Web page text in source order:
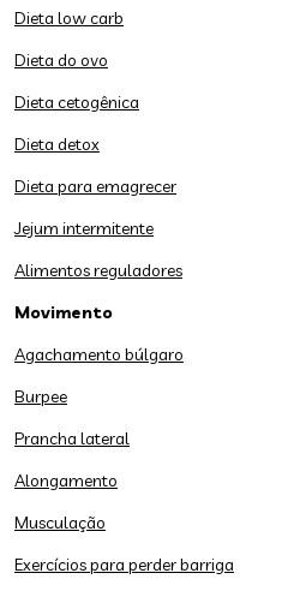
Dieta low carb
Dieta do ovo
Dieta cetogênica
Dieta detox
Dieta para emagrecer
Jejum intermitente
Alimentos reguladores
Movimento
Agachamento búlgaro
Burpee
Prancha lateral
Alongamento
Musculação
Exercícios para perder barriga